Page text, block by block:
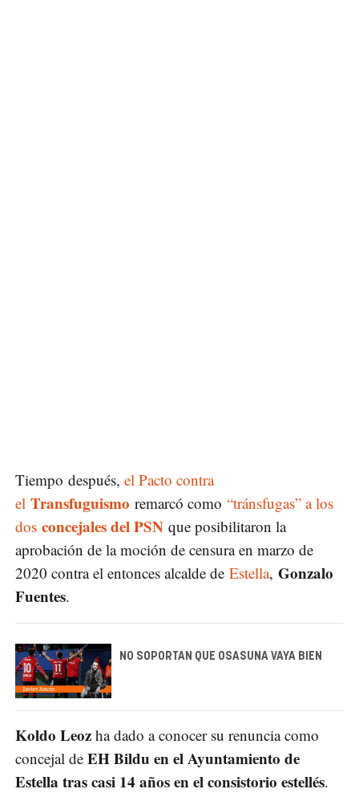
Tiempo después, el Pacto contra
el Transfuguismo remarcó como “tránsfugas” a los
dos concejales del PSN que posibilitaron la
aprobación de la moción de censura en marzo de
2020 contra el entonces alcalde de Estella, Gonzalo
Fuentes.
NO SOPORTAN QUE OSASUNA VAYA BIEN
Koldo Leoz ha dado a conocer su renuncia como
concejal de EH Bildu en el Ayuntamiento de
Estella tras casi 14 años en el consistorio estellés.